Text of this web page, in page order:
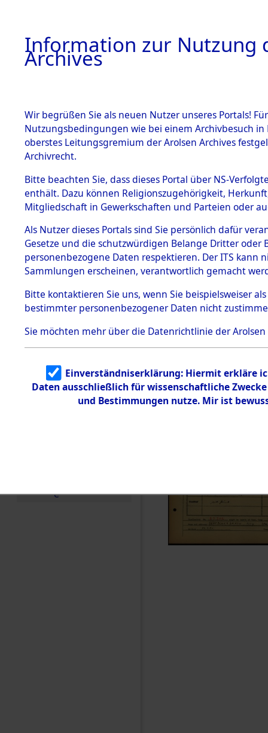
BESTÄNDE
1.
mente
5. Verschiedenes
5.3
Todesmärsche
5.3.1 Alliierte
Erhebungen
zu
Todesmärsch
en
5.3.2
Identifizierun
g
5.3.3
Todesmärsch
e
Dead -
Branch -
0177
Information zur Nutzung
Archives
Wir begrüßen Sie als neuen Nutzer unseres Portals!
Nutzungsbedingungen wie bei einem Archivbesuch
oberstes Leitungsgremium der Arolsen Archives
Archivrecht.
Bitte beachten Sie, dass dieses Portal über NS-
enthält. Dazu können Religionszugehörigkeit,
Mitgliedschaft in Gewerkschaften und Parteien oder
Als Nutzer dieses Portals sind Sie persönlich dafür
Gesetze und die schutzwürdigen Belange Dritter
personenbezogene Daten respektieren. Der ITS
Sammlungen erscheinen, verantwortlich gemacht
Bitte kontaktieren Sie uns, wenn Sie beispielsweiser
bestimmter personenbezogener Daten nicht
Sie möchten mehr über die Datenrichtlinie der Arolsen
Einverständniserklärung: Hiermit erkläre
Daten ausschließlich für wissenschaftliche
und Bestimmungen nutze. Mir ist